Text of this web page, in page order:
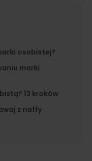
osobistej?
marki
13 kroków
z naffy